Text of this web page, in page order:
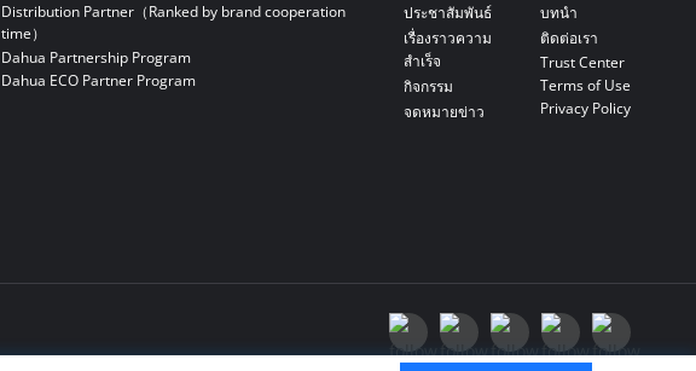
Distribution Partner（Ranked by brand cooperation
time）
Dahua Partnership Program
Dahua ECO Partner Program
ประชาสัมพันธ์
เรื่องราวความ
สำเร็จ
กิจกรรม
จดหมายข่าว
บทนำ
ติดต่อเรา
Trust Center
Terms of Use
Privacy Policy